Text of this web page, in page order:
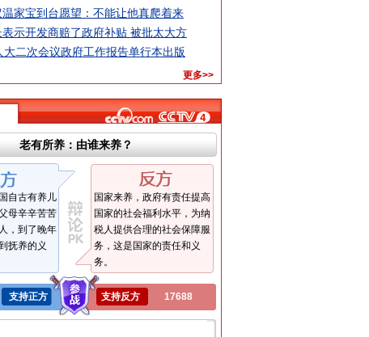
家宝到台愿望：不能让他真爬着来
示开发商赔了政府补贴 被批太大方
大二次会议政府工作报告单行本出版
更多>>
老有所养：由谁来养？
自古有养儿
母辛辛苦苦
，到了晚年
抚养的义
国家来养，政府有责任提高
国家的社会福利水平，为纳
税人提供合理的社会保障服
务，这是国家的责任和义
务。
支持正方 支持反方 17688